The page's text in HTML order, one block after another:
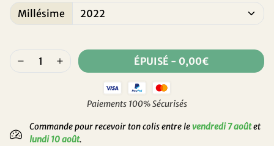
Millésime
ÉPUISÉ - 0,00€
Paiements 100% Sécurisés
Commande pour recevoir ton colis entre levendredi 7 aoûtet
lundi 10 août.